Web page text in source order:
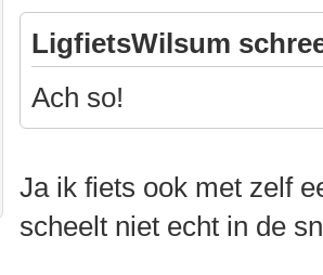
LigfietsWilsum
Ach so!
Ja ik fiets ook met zelf
scheelt niet echt in de